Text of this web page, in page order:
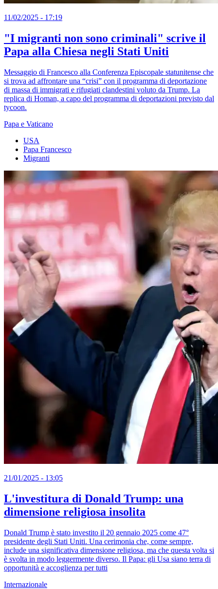
11/02/2025 - 17:19
"I migranti non sono criminali" scrive il
Papa alla Chiesa negli Stati Uniti
Messaggio di Francesco alla Conferenza Episcopale statunitense che
si trova ad affrontare una “crisi” con il programma di deportazione
di massa di immigrati e rifugiati clandestini voluto da Trump. La
replica di Homan, a capo del programma di deportazioni previsto dal
tycoon.
Papa e Vaticano
USA
Papa Francesco
Migranti
21/01/2025 - 13:05
L'investitura di Donald Trump: una
dimensione religiosa insolita
Donald Trump è stato investito il 20 gennaio 2025 come 47°
presidente degli Stati Uniti. Una cerimonia che, come sempre,
include una significativa dimensione religiosa, ma che questa volta si
è svolta in modo leggermente diverso. Il Papa: gli Usa siano terra di
opportunità e accoglienza per tutti
Internazionale